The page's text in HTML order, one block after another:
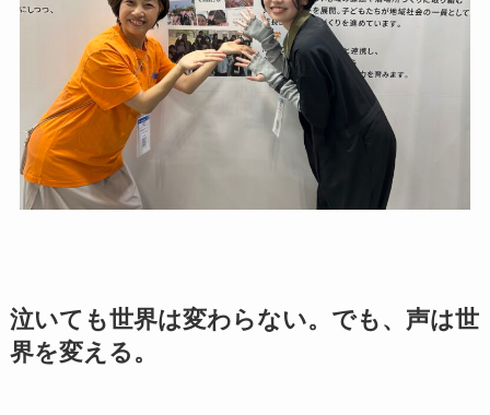
泣いても世界は変わらない。でも、声は世
界を変える。